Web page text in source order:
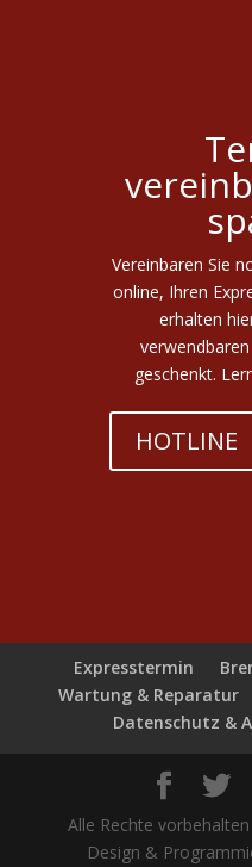
Vereinbaren Sie
online, Ihren
erhalten
geschenkt.
HOTLINE
Expresstermin
Wartung & Reparatur
Datenschutz &
Alle Rechte
Design &